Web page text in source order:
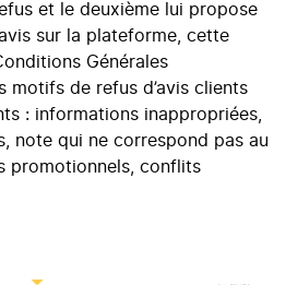
et le deuxième lui propose
sur la plateforme, cette
Générales
motifs de refus d’avis clients
: informations inappropriées,
note qui ne correspond pas au
promotionnels, conflits